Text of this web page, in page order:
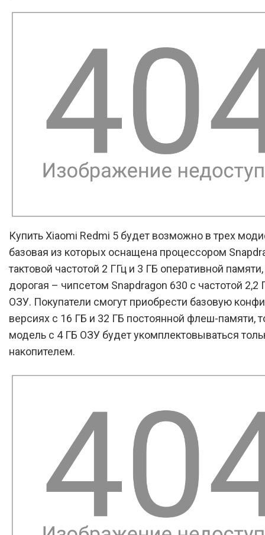
Купить Xiaomi Redmi 5 будет возможно в трех
базовая из которых оснащена процессором
тактовой частотой 2 ГГц и 3 ГБ оперативной
дорогая – чипсетом Snapdragon 630 с частотой 2,2
ОЗУ. Покупатели смогут приобрести базовую
версиях с 16 ГБ и 32 ГБ постоянной флеш-памяти,
модель с 4 ГБ ОЗУ будет укомплектовываться
накопителем.